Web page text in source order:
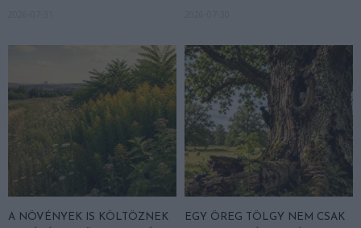
A NÖVÉNYEK IS KÖLTÖZNEK
EGY ÖREG TÖLGY NEM CSAK